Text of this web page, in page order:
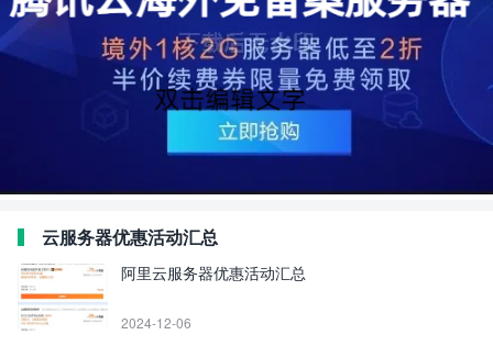
云服务器优惠活动汇总
阿里云服务器优惠活动汇总
2024-12-06